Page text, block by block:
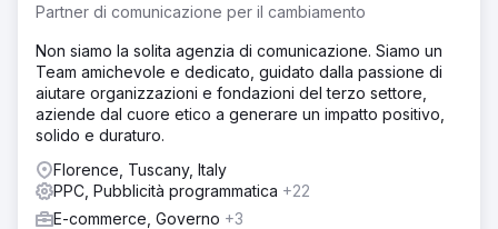
Partner di comunicazione per il cambiamento
Non siamo la solita agenzia di comunicazione. Siamo un
Team amichevole e dedicato, guidato dalla passione di
aiutare organizzazioni e fondazioni del terzo settore,
aziende dal cuore etico a generare un impatto positivo,
solido e duraturo.
Florence, Tuscany, Italy
PPC, Pubblicità programmatica +22
E-commerce, Governo +3